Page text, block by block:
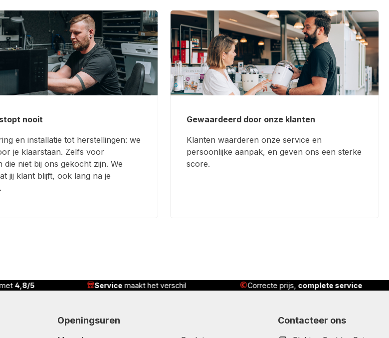
nooit
en installatie tot herstellingen: we
je klaarstaan. Zelfs voor
die niet bij ons gekocht zijn. We
jij klant blijft, ook lang na je
Gewaardeerd door onze klanten
Klanten waarderen onze service en
persoonlijke aanpak, en geven ons een sterke
score.
Correcte prijs,complete service Geleverd, geïnstalleerd én uitgelegd
Openingsuren Contacteer ons